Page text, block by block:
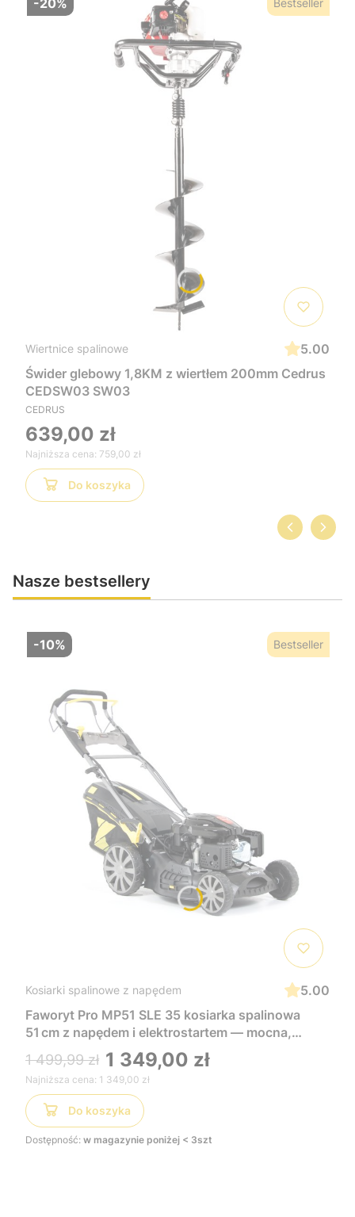
Wiertnice spalinowe
5.00
Świder glebowy 1,8KM z wiertłem 200mm Cedrus
CEDSW03 SW03
CEDRUS
639,00 zł
Najniższa cena: 759,00 zł
Do koszyka
Nasze bestsellery
-10% Bestseller
Kosiarki spalinowe z napędem
5.00
Faworyt Pro MP51 SLE 35 kosiarka spalinowa
51 cm z napędem i elektrostartem — mocna,
wygodna i łatwa w uruchomieniu, idealna do
dużych trawników
1 499,99 zł 1 349,00 zł
Najniższa cena: 1 349,00 zł
Do koszyka
Dostępność: w magazynie poniżej < 3szt